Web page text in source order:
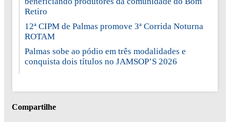
Retiro
12ª CIPM de Palmas promove 3ª Corrida Noturna
ROTAM
Palmas sobe ao pódio em três modalidades e
conquista dois títulos no JAMSOP’S 2026
Compartilhe